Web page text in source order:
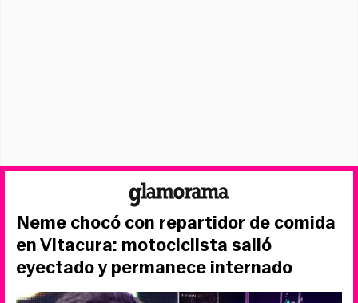
Neme chocó con repartidor de comida
en Vitacura: motociclista salió
eyectado y permanece internado